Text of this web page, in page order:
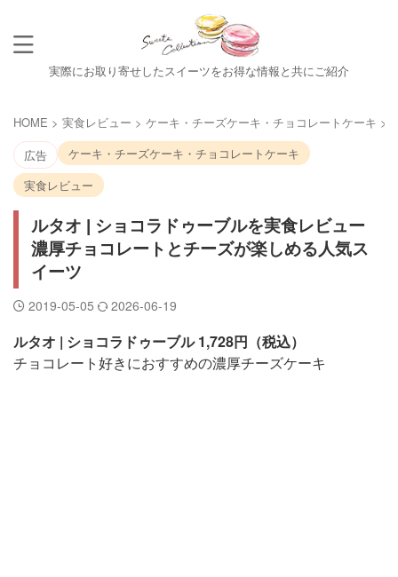
実際にお取り寄せしたスイーツをお得な情報と共にご紹介
HOME > 実食レビュー > ケーキ・チーズケーキ・チョコレートケーキ >
広告
ケーキ・チーズケーキ・チョコレートケーキ
実食レビュー
ルタオ | ショコラドゥーブルを実食レビュー
濃厚チョコレートとチーズが楽しめる人気ス
イーツ
2019-05-05 2026-06-19
ルタオ | ショコラドゥーブル 1,728円（税込）
チョコレート好きにおすすめの濃厚チーズケーキ